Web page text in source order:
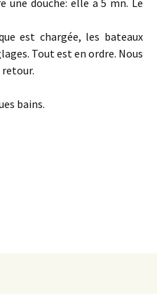
est chargée, les bateaux
Tout est en ordre. Nous
retour.
bains.